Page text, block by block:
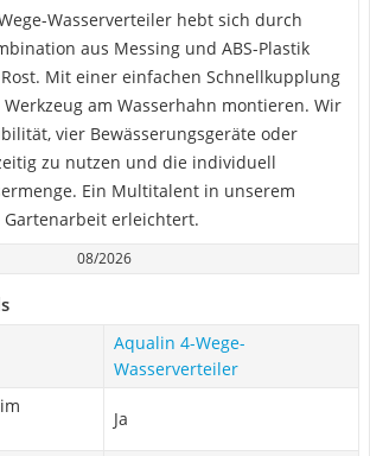
Wasserverteiler hebt sich durch
aus Messing und ABS-Plastik
Mit einer einfachen Schnellkupplung
am Wasserhahn montieren. Wir
vier Bewässerungsgeräte oder
zu nutzen und die individuell
Ein Multitalent in unserem
Gartenarbeit erleichtert.
08/2026
Aqualin 4-Wege-
Wasserverteiler
Ja